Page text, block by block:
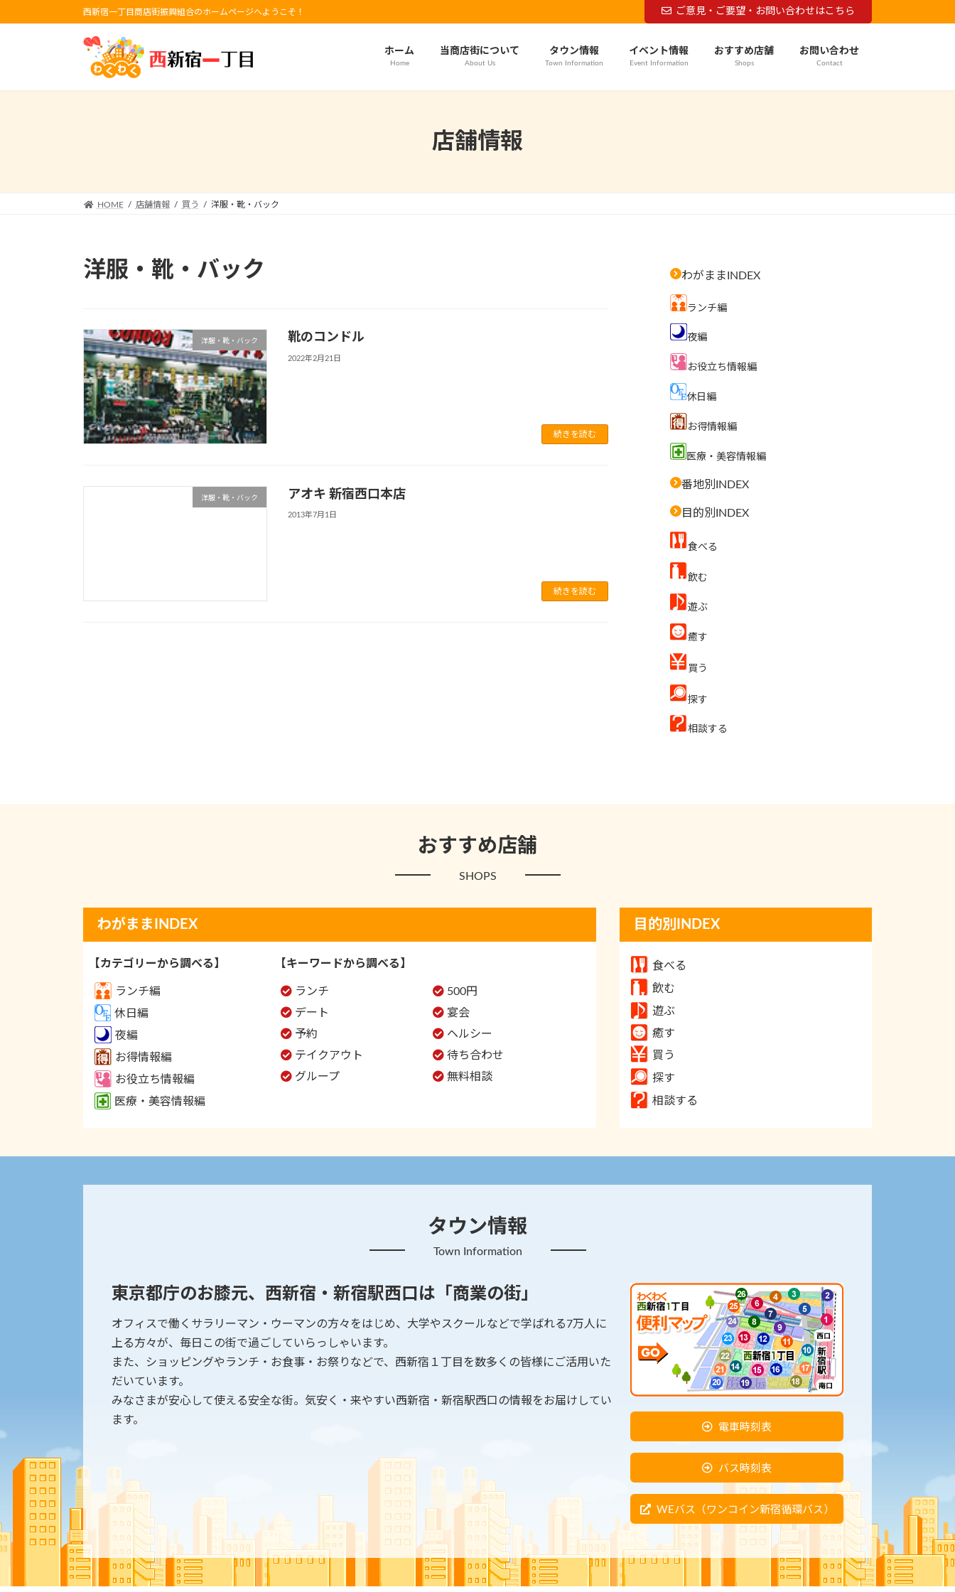
ン
ビ
西新宿一丁目商店街振興組合のホームページへようこそ！ ご意見・ご要望・お問い合わせはこちら
ホーム
Home
当商店街について
About Us
タウン情報
Town Information
イベント情報
Event Information
おすすめ店舗
Shops
お問い合わせ
Contact
店舗情報
HOME 店舗情報 買う 洋服・靴・バック
洋服・靴・バック
洋服・靴・バック 靴のコンドル
2022年2月21日
続きを読む
洋服・靴・バック アオキ 新宿西口本店
2013年7月1日
続きを読む
わがままINDEX
ランチ編
夜編
お役立ち情報編
休日編
お得情報編
医療・美容情報編
番地別INDEX
目的別INDEX
食べる
飲む
遊ぶ
癒す
買う
探す
相談する
おすすめ店舗
SHOPS
わがままINDEX
【カテゴリーから調べる】
ランチ編
休日編
夜編
お得情報編
お役立ち情報編
医療・美容情報編
【キーワードから調べる】
ランチ
500円
デート
宴会
予約
ヘルシー
テイクアウト
待ち合わせ
グループ
無料相談
目的別INDEX
食べる
飲む
遊ぶ
癒す
買う
探す
相談する
タウン情報
Town Information
東京都庁のお膝元、西新宿・新宿駅西口は「商業の街」
オフィスで働くサラリーマン・ウーマンの方々をはじめ、大学やスクールなどで学ばれる7万人に
上る方々が、毎日この街で過ごしていらっしゃいます。
また、ショッピングやランチ・お食事・お祭りなどで、西新宿１丁目を数多くの皆様にご活用いた
だいています。
みなさまが安心して使える安全な街。気安く・来やすい西新宿・新宿駅西口の情報をお届けしてい
ます。
電車時刻表
バス時刻表
WEバス（ワンコイン新宿循環バス）